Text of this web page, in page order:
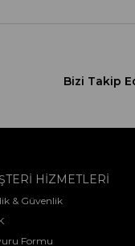
Bizi Takip
HİZMETLERİ
& Güvenlik
Formu